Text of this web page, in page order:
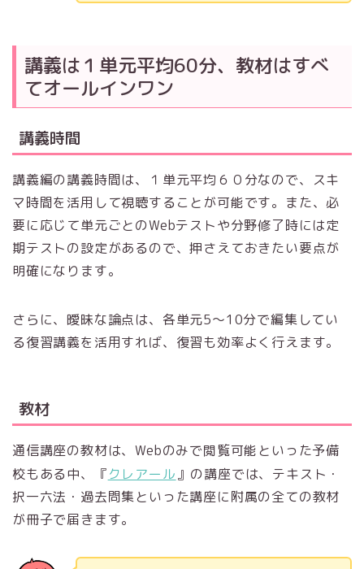
講義は１単元平均60分、教材はすべ
てオールインワン
講義時間
講義編の講義時間は、１単元平均６０分なので、スキ
マ時間を活用して視聴することが可能です。また、必
要に応じて単元ごとのWebテストや分野修了時には定
期テストの設定があるので、押さえておきたい要点が
明確になります。
さらに、曖昧な論点は、各単元5〜10分で編集してい
る復習講義を活用すれば、復習も効率よく行えます。
教材
通信講座の教材は、Webのみで閲覧可能といった予備
校もある中、『クレアール』の講座では、テキスト・
択一六法・過去問集といった講座に附属の全ての教材
が冊子で届きます。